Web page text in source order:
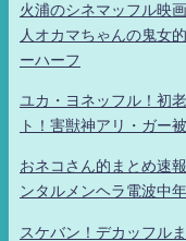
火浦のシネマッフル映
人オカマちゃんの鬼女
ーハーフ
ユカ・ヨネッフル！初
ト！害獣神アリ・ガー
おネコさん的まとめ速
ンタルメンヘラ電波中
スケバン！デカッフル